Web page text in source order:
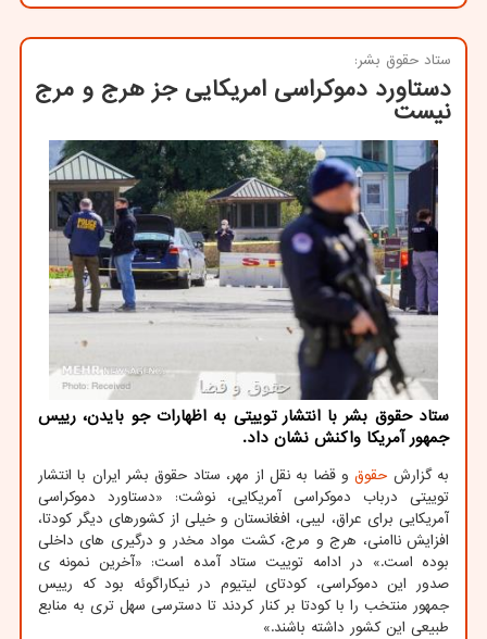
ستاد حقوق بشر:
دستاورد دموكراسی امریكایی جز هرج و مرج
نیست
ستاد حقوق بشر با انتشار توییتی به اظهارات جو بایدن، رییس
جمهور آمریکا واکنش نشان داد.
به گزارش حقوقو قضا به نقل از مهر، ستاد حقوق بشر ایران با انتشار
توییتی درباب دموکراسی آمریکایی، نوشت: «دستاورد دموکراسی
آمریکایی برای عراق، لیبی، افغانستان و خیلی از کشورهای دیگر کودتا،
افزایش ناامنی، هرج و مرج، کشت مواد مخدر و درگیری های داخلی
بوده است.» در ادامه توییت ستاد آمده است: «آخرین نمونه ی
صدور این دموکراسی، کودتای لیتیوم در نیکاراگوئه بود که رییس
جمهور منتخب را با کودتا بر کنار کردند تا دسترسی سهل تری به منابع
طبیعی این کشور داشته باشند.»